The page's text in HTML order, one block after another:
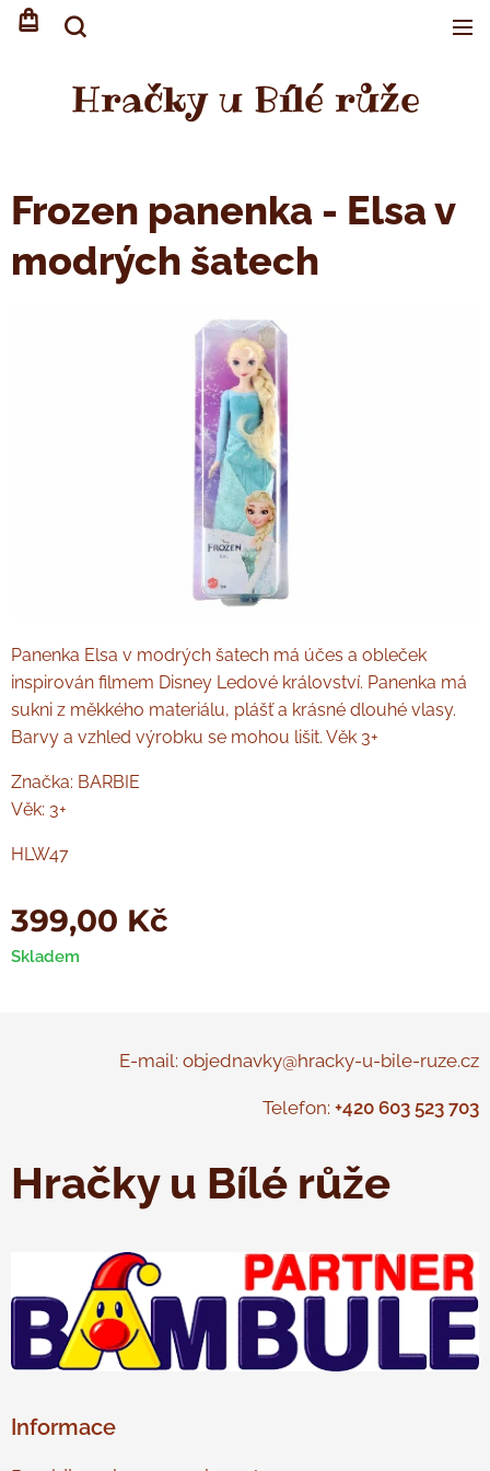
Hračky u Bílé růže
Frozen panenka - Elsa v
modrých šatech
Panenka Elsa v modrých šatech má účes a obleček
inspirován filmem Disney Ledové království. Panenka má
sukni z měkkého materiálu, plášť a krásné dlouhé vlasy.
Barvy a vzhled výrobku se mohou lišit. Věk 3+
Značka: BARBIE
Věk: 3+
HLW47
399,00 Kč
Skladem
E-mail: objednavky@hracky-u-bile-ruze.cz
Telefon: +420 603 523 703
Hračky u Bílé růže
Informace